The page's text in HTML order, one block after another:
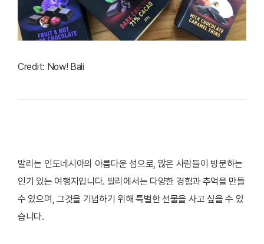
Credit: Now! Bali
발리는 인도네시아의 아름다운 섬으로, 많은 사람들이 방문하는
인기 있는 여행지입니다. 발리에서는 다양한 경험과 추억을 만들
수 있으며, 그것을 기념하기 위해 특별한 선물을 사고 싶을 수 있
습니다.